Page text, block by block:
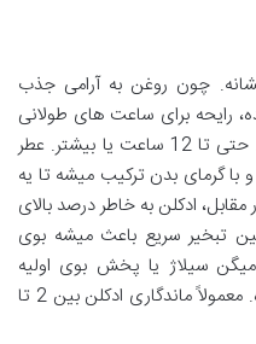
چون روغن به آرامی جذب
رایحه برای ساعت های طولانی
تری روی پوست باقی می مونه، گاهی حتی تا 12 ساعت یا بیشتر. عطر
گرمای بدن ترکیب میشه تا یه
ادکلن به خاطر درصد بالای
تبخیر سریع باعث میشه بوی
سیلاژ یا پخش بوی اولیه
قوی)، اما متاسفانه زود هم از بین میره. معمولاً ماندگاری ادکلن بین 2 تا